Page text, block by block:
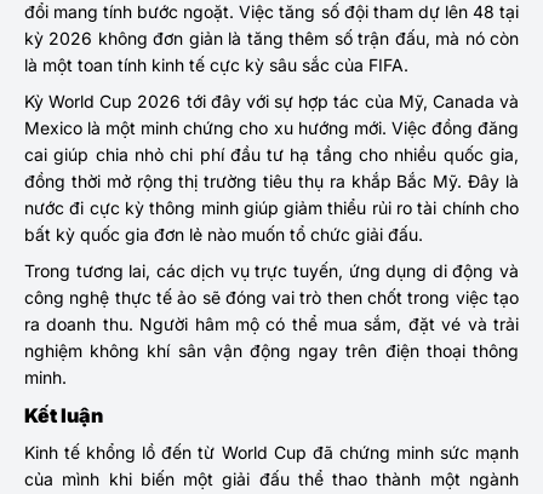
đổi mang tính bước ngoặt. Việc tăng số đội tham dự lên 48 tại
kỳ 2026 không đơn giản là tăng thêm số trận đấu, mà nó còn
là một toan tính kinh tế cực kỳ sâu sắc của FIFA.
Kỳ World Cup 2026 tới đây với sự hợp tác của Mỹ, Canada và
Mexico là một minh chứng cho xu hướng mới. Việc đồng đăng
cai giúp chia nhỏ chi phí đầu tư hạ tầng cho nhiều quốc gia,
đồng thời mở rộng thị trường tiêu thụ ra khắp Bắc Mỹ. Đây là
nước đi cực kỳ thông minh giúp giảm thiểu rủi ro tài chính cho
bất kỳ quốc gia đơn lẻ nào muốn tổ chức giải đấu.
Trong tương lai, các dịch vụ trực tuyến, ứng dụng di động và
công nghệ thực tế ảo sẽ đóng vai trò then chốt trong việc tạo
ra doanh thu. Người hâm mộ có thể mua sắm, đặt vé và trải
nghiệm không khí sân vận động ngay trên điện thoại thông
minh.
Kết luận
Kinh tế khổng lồ đến từ World Cup đã chứng minh sức mạnh
của mình khi biến một giải đấu thể thao thành một ngành